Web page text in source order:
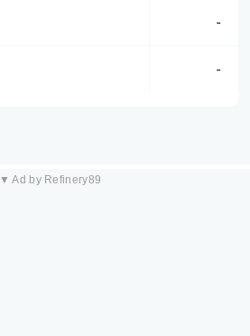
-
-
▼ Ad by Refinery89